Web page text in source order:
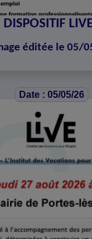
DISPOSITIF
éditée le 05/
Date : 05/05/26